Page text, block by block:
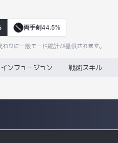
両手剣 44.5%
りに一般モード統計が提供されます。
インフュージョン 戦術スキル